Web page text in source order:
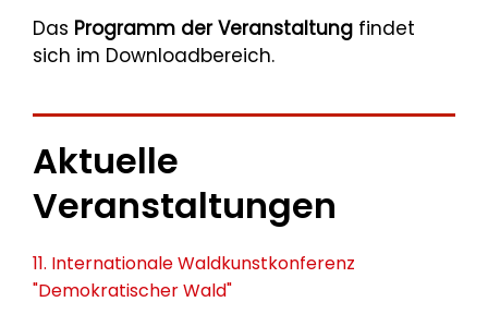
Das Programm der Veranstaltung findet
sich im Downloadbereich.
Aktuelle
Veranstaltungen
11. Internationale Waldkunstkonferenz
"Demokratischer Wald"